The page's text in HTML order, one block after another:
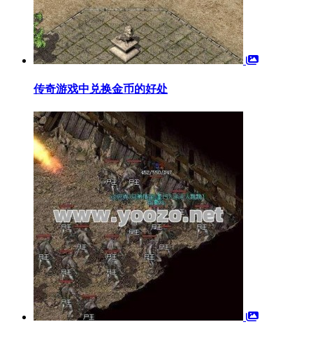
传奇游戏中兑换金币的好处